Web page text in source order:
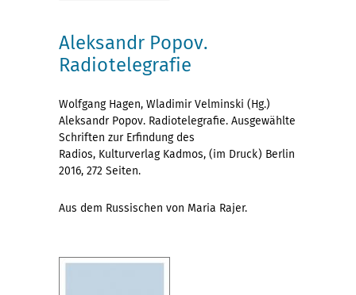
Aleksandr Popov.
Radiotelegrafie
Wolfgang Hagen, Wladimir Velminski (Hg.)
Aleksandr Popov. Radiotelegrafie. Ausgewählte
Schriften zur Erfindung des
Radios, Kulturverlag Kadmos, (im Druck) Berlin
2016, 272 Seiten.
Aus dem Russischen von Maria Rajer.